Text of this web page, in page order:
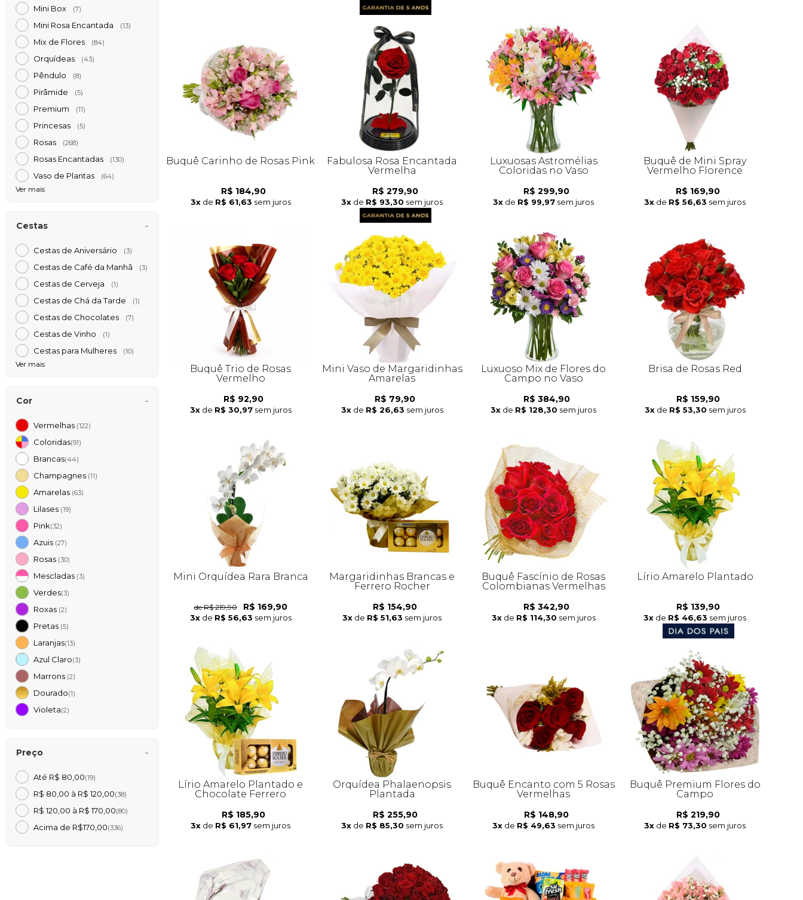
Mini Box (7)
Mini Rosa Encantada (13)
Mix de Flores (84)
Orquídeas (43)
Pêndulo (8)
Pirâmide (5)
Premium (11)
Princesas (5)
Rosas (268)
Rosas Encantadas (130)
Vaso de Plantas (64)
Ver mais
Cestas
Cestas de Aniversário (3)
Cestas de Café da Manh (3)
Cestas de Cerveja (1)
Cestas de Chá da Tarde (1)
Cestas de Chocolates (7)
Cestas de Vinho (1)
Cestas para Mulheres (10)
Ver mais
Cor
Vermelhas (122)
Coloridas(91)
Brancas(44)
Champagnes (11)
Amarelas (63)
Lilases (19)
Pink(32)
Azuis (27)
Rosas (30)
Mescladas (3)
Verdes(3)
Roxas (2)
Pretas (5)
Laranjas(13)
Azul Claro(3)
Marrons (2)
Dourado(1)
Violeta(2)
Preço
Até R$ 80,00(19)
R$ 80,00 à R$ 120,00(38)
R$ 120,00 à R$ 170,00(80)
Acima de R$170,00(336)
Buquê Carinho de Rosas Pink
R$ 184,90
3x de R$ 61,63 sem juros
Fabulosa Rosa Encantada
Vermelha
R$ 279,90
3x de R$ 93,30 sem juros
Luxuosas Astromélias
Coloridas no Vaso
R$ 299,90
3x de R$ 99,97 sem juros
Buquê de Mini Spray
Vermelho Florence
R$ 169,90
3x de R$ 56,63 sem juros
Buquê Trio de Rosas
Vermelho
R$ 92,90
3x de R$ 30,97 sem juros
Mini Vaso de Margaridinhas
Amarelas
R$ 79,90
3x de R$ 26,63 sem juros
Luxuoso Mix de Flores do
Campo no Vaso
R$ 384,90
3x de R$ 128,30 sem juros
Brisa de Rosas Red
R$ 159,90
3x de R$ 53,30 sem juros
Mini Orquídea Rara Branca
de R$ 219,90 R$ 169,90
3x de R$ 56,63 sem juros
Margaridinhas Brancas e
Ferrero Rocher
R$ 154,90
3x de R$ 51,63 sem juros
Buquê Fascínio de Rosas
Colombianas Vermelhas
R$ 342,90
3x de R$ 114,30 sem juros
Lírio Amarelo Plantado
R$ 139,90
3x de R$ 46,63 sem juros
Lírio Amarelo Plantado e
Chocolate Ferrero
R$ 185,90
3x de R$ 61,97 sem juros
Orquídea Phalaenopsis
Plantada
R$ 255,90
3x de R$ 85,30 sem juros
Buquê Encanto com 5 Rosas
Vermelhas
R$ 148,90
3x de R$ 49,63 sem juros
Buquê Premium Flores do
Campo
R$ 219,90
3x de R$ 73,30 sem juros